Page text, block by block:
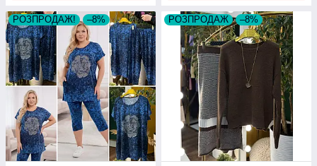
РОЗПРОДАЖ! –8% РОЗПРОДАЖ –8%